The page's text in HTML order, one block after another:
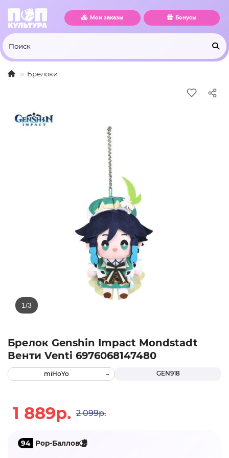
Мои заказы Бонусы
Брелоки
Брелок Genshin Impact Mondstadt
Венти Venti 6976068147480
GEN918
miHoYo
1 889р. 2 099р.
94 Pop-Баллов